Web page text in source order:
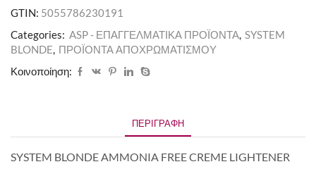
GTIN: 5055786230191
Categories: ASP - ΕΠΑΓΓΕΛΜΑΤΙΚΑ ΠΡΟΪΟΝΤΑ, SYSTEM
BLONDE, ΠΡΟΪΟΝΤΑ ΑΠΟΧΡΩΜΑΤΙΣΜΟΥ
Κοινοποίηση:
ΠΕΡΙΓΡΑΦΉ
SYSTEM BLONDE AMMONIA FREE CREME LIGHTENER